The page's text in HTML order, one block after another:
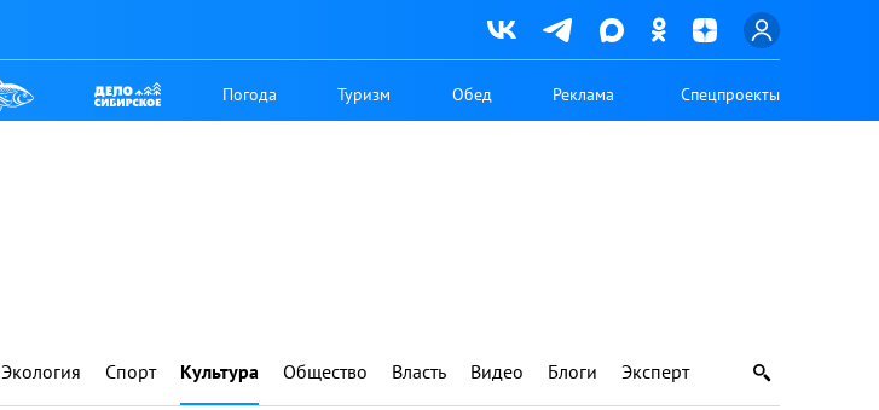
Погода Туризм Обед Реклама Спецпроекты
Экология Спорт Культура Общество Власть Видео Блоги Эксперт